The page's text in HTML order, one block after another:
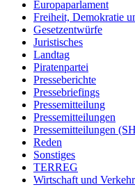
Europaparlament
Freiheit, Demokratie
Gesetzentwürfe
Juristisches
Landtag
Piratenpartei
Presseberichte
Pressebriefings
Pressemitteilung
Pressemitteilungen
Pressemitteilungen
Reden
Sonstiges
TERREG
Wirtschaft und Verkehr